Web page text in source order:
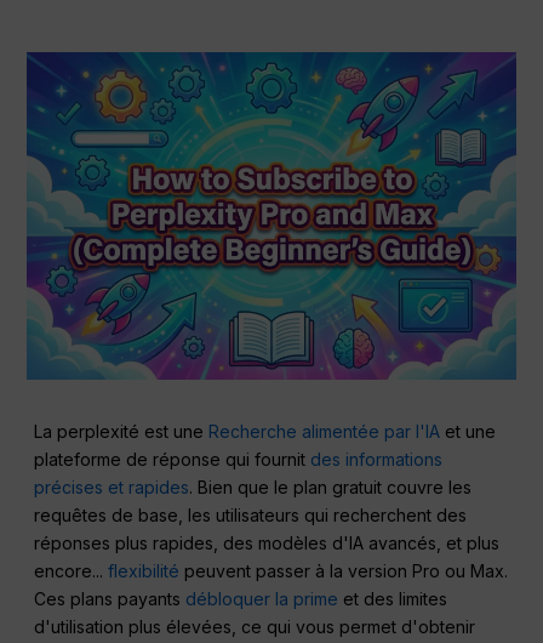
La perplexité est une Recherche alimentée par l'IA et une
plateforme de réponse qui fournit des informations
précises et rapides. Bien que le plan gratuit couvre les
requêtes de base, les utilisateurs qui recherchent des
réponses plus rapides, des modèles d'IA avancés, et plus
encore...flexibilité peuvent passer à la version Pro ou Max.
Ces plans payants débloquer la prime et des limites
d'utilisation plus élevées, ce qui vous permet d'obtenir